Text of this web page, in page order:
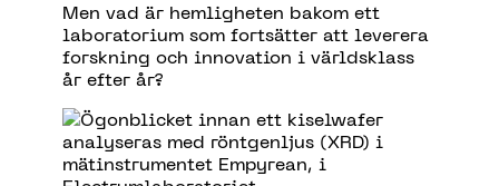
Men vad är hemligheten bakom ett
laboratorium som fortsätter att leverera
forskning och innovation i världsklass
år efter år?